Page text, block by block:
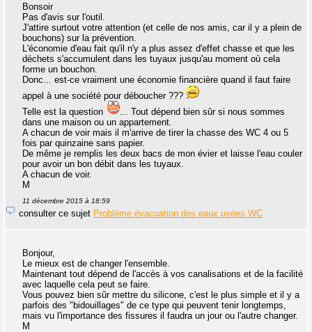
Bonsoir
Pas d'avis sur l'outil.
J'attire surtout votre attention (et celle de nos amis, car il y a plein de
bouchons) sur la prévention.
L'économie d'eau fait qu'il n'y a plus assez d'effet chasse et que les
déchets s'accumulent dans les tuyaux jusqu'au moment où cela
forme un bouchon.
Donc... est-ce vraiment une économie financière quand il faut faire
appel à une société pour déboucher ???
Telle est la question
... Tout dépend bien sûr si nous sommes
dans une maison ou un appartement.
A chacun de voir mais il m'arrive de tirer la chasse des WC 4 ou 5
fois par quinzaine sans papier.
De même je remplis les deux bacs de mon évier et laisse l'eau couler
pour avoir un bon débit dans les tuyaux.
A chacun de voir.
M
11 décembre 2015 à 18:59
consulter ce sujet Problème évacuation des eaux usées WC
Bonjour,
Le mieux est de changer l'ensemble.
Maintenant tout dépend de l'accès à vos canalisations et de la facilité
avec laquelle cela peut se faire.
Vous pouvez bien sûr mettre du silicone, c'est le plus simple et il y a
parfois des "bidouillages" de ce type qui peuvent tenir longtemps,
mais vu l'importance des fissures il faudra un jour ou l'autre changer.
M